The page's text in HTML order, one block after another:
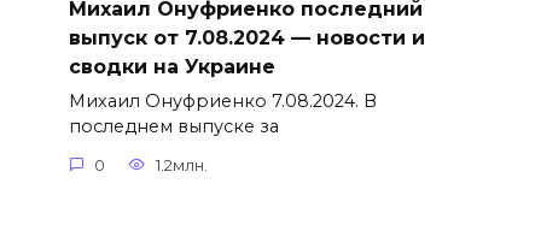
Михаил Онуфриенко последний
выпуск от 7.08.2024 — новости и
сводки на Украине
Михаил Онуфриенко 7.08.2024. В
последнем выпуске за
0 1.2млн.